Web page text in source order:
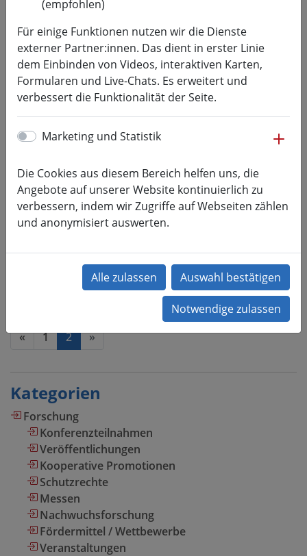
Kategorie:Forschung, Messen, Perspektive
Arbeit Lausitz
Das Verbundprojekt Perspektive Arbeit
Lausitz (PAL) nimmt erneut erfolgreich
an der Messe aaa in Chemnitz teil
mehr lesen
Additive Fertigung?
02.10.2024
Kategorie:Forschung, Veranstaltungen
11. Mitteldeutsches Forum „3D-Druck
der Hochschule Merseburg | 2025
dann an der HSMW
« 1 2(current)
»
Kategorien
Forschung
Konferenzteilnahmen
Veröffentlichungen
Kooperative Promotionen
Schutzrechte
Messen
Nachwuchsforschung
Fördermittel / Wettbewerbe
Veranstaltungen
(empfohlen)
Für einige Funktionen nutzen wir die Dienste
externer Partner:innen. Das dient in erster Linie
dem Einbinden von Videos, interaktiven Karten,
Formularen und Live-Chats. Es erweitert und
verbessert die Funktionalität der Seite.
Marketing und Statistik
Die Cookies aus diesem Bereich helfen uns, die
Angebote auf unserer Website kontinuierlich zu
verbessern, indem wir Zugriffe auf Webseiten zählen
und anonymisiert auswerten.